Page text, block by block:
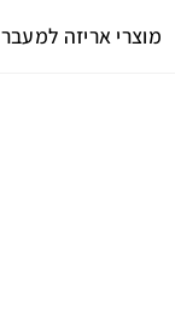
מוצרי אריזה למעבר